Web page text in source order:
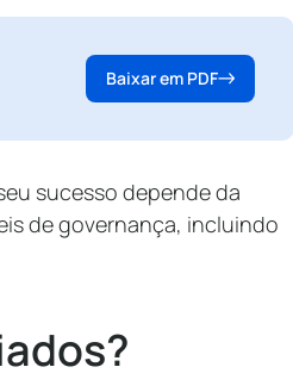
Baixar em PDF
sucesso depende da
de governança, incluindo